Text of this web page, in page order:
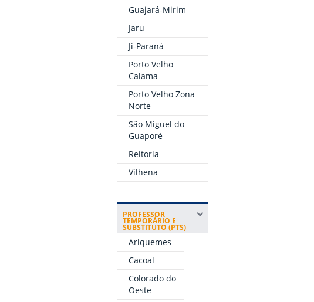
Guajará-Mirim
Jaru
Ji-Paraná
Porto Velho
Calama
Porto Velho Zona
Norte
São Miguel do
Guaporé
Reitoria
Vilhena
PROFESSOR
TEMPORÁRIO E
SUBSTITUTO (PTS)
Ariquemes
Cacoal
Colorado do
Oeste